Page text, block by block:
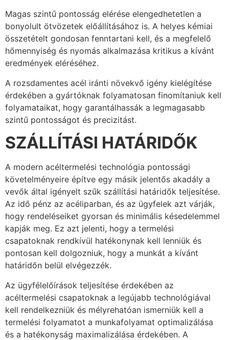
Magas szintű pontosság elérése elengedhetetlen a
bonyolult ötvözetek előállításához is. A helyes kémiai
összetételt gondosan fenntartani kell, és a megfelelő
hőmennyiség és nyomás alkalmazása kritikus a kívánt
eredmények eléréséhez.
A rozsdamentes acél iránti növekvő igény kielégítése
érdekében a gyártóknak folyamatosan finomítaniuk kell
folyamataikat, hogy garantálhassák a legmagasabb
szintű pontosságot és precizitást.
SZÁLLÍTÁSI HATÁRIDŐK
A modern acéltermelési technológia pontossági
követelményeire építve egy másik jelentős akadály a
vevők által igényelt szűk szállítási határidők teljesítése.
Az idő pénz az acéliparban, és az ügyfelek azt várják,
hogy rendeléseiket gyorsan és minimális késedelemmel
kapják meg. Ez azt jelenti, hogy a termelési
csapatoknak rendkívül hatékonynak kell lenniük és
pontosan kell dolgozniuk, hogy a munkát a kívánt
határidőn belül elvégezzék.
Az ügyfélelőírások teljesítése érdekében az
acéltermelési csapatoknak a legújabb technológiával
kell rendelkezniük és mélyrehatóan ismerniük kell a
termelési folyamatot a munkafolyamat optimalizálása
és a hatékonyság maximalizálása érdekében. A